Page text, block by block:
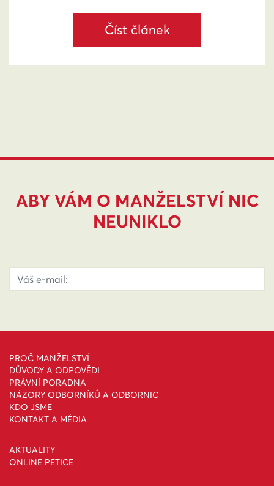
Číst článek
ABY VÁM O MANŽELSTVÍ NIC
NEUNIKLO
PROČ MANŽELSTVÍ
DŮVODY A ODPOVĚDI
PRÁVNÍ PORADNA
NÁZORY ODBORNÍKŮ A ODBORNIC
KDO JSME
KONTAKT A MÉDIA
AKTUALITY
ONLINE PETICE